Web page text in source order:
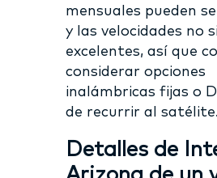
mensuales pueden
y las velocidades no
excelentes, así que
considerar opciones
inalámbricas fijas o
de recurrir al satélite.
Detalles de